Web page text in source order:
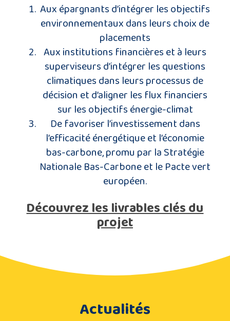
Aux épargnants d’intégrer les objectifs
environnementaux dans leurs choix de
placements
Aux institutions financières et à leurs
superviseurs d’intégrer les questions
climatiques dans leurs processus de
décision et d’aligner les flux financiers
sur les objectifs énergie-climat
De favoriser l’investissement dans
l’efficacité énergétique et l’économie
bas-carbone, promu par la Stratégie
Nationale Bas-Carbone et le Pacte vert
européen.
Découvrez les livrables clés du
projet
Actualités